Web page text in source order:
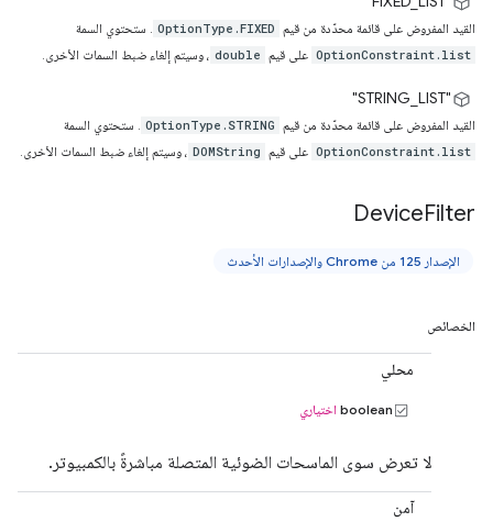
القيد المفروض على قائمة محدّدة من قيم OptionType.FIXED . ستحتوي السمة
OptionConstraint.list على قيم double ، وسيتم إلغاء ضبط السمات الأخرى.
‫"STRING_LIST"
القيد المفروض على قائمة محدّدة من قيم OptionType.STRING . ستحتوي السمة
OptionConstraint.list على قيم DOMString ، وسيتم إلغاء ضبط السمات الأخرى.
DeviceFilter
الإصدار 125 من Chrome والإصدارات الأحدث
الخصائص
محلي
boolean اختياري
لا تعرض سوى الماسحات الضوئية المتصلة مباشرةً بالكمبيوتر.
آمن